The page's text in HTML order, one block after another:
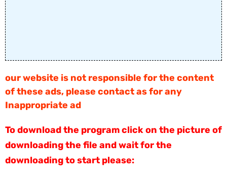
our website is not responsible for the content
of these ads, please contact as for any
Inappropriate ad
To download the program click on the picture of
downloading the file and wait for the
downloading to start please: